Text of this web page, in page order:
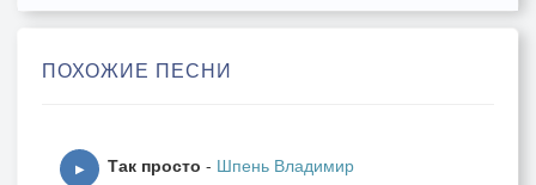
год можно найти любой.
вот - красный, вот – голубой.
Мне раскаты слышны…
ПОХОЖИЕ ПЕСНИ
▶ Так просто - Шпень Владимир